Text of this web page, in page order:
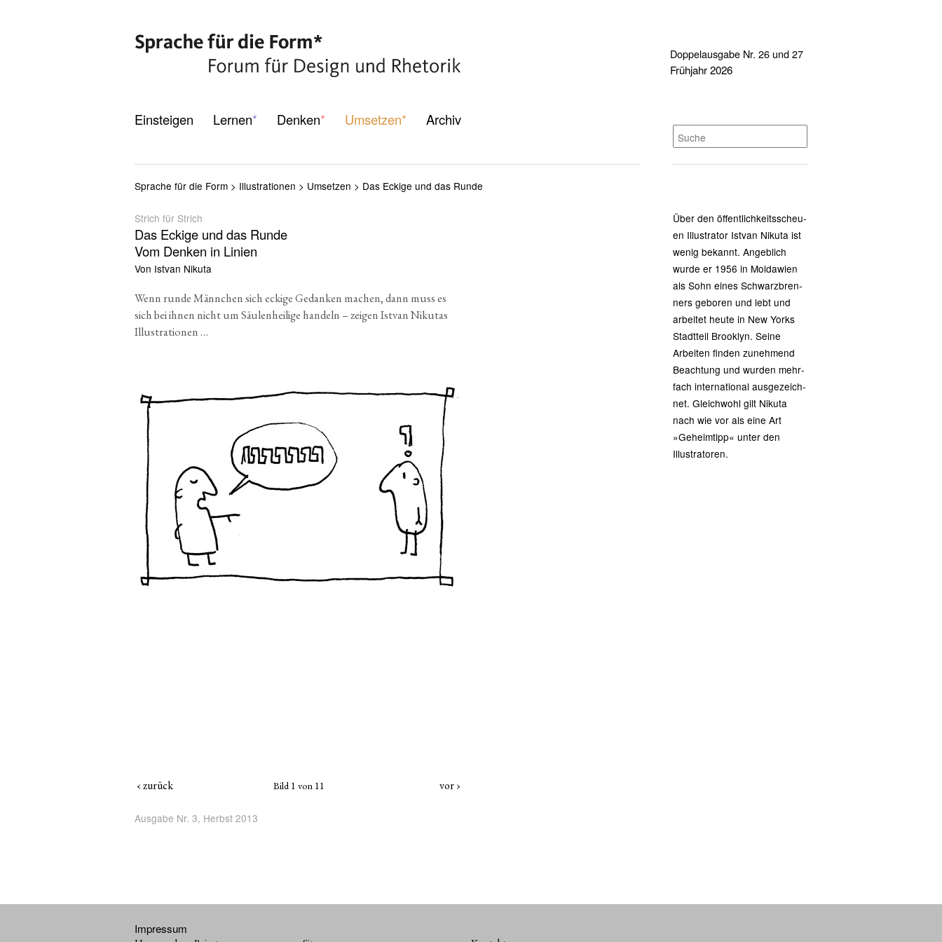
Einsteigen Lernen* Denken* Umsetzen* Archiv
Doppelausgabe Nr. 26 und 27
Frühjahr 2026
Sprache für die Form > Illustrationen > Umsetzen > Das Eckige und das Runde
Strich für Strich
Das Eckige und das Runde
Vom Denken in Linien
Von Istvan Nikuta
Wenn run­de Männ­chen sich ecki­ge Gedan­ken machen, dann muss es
sich bei ihnen nicht um Säu­len­hei­li­ge han­deln – zei­gen Ist­van Niku­tas
Illustrationen …
‹ zurück Bild 1 von 11 vor ›
Ausgabe Nr. 3, Herbst 2013
Über den öffent­lich­keits­scheu­
en Illus­tra­tor Ist­van Niku­ta ist
wenig bekannt. Angeb­lich
wur­de er 1956 in Mol­da­wi­en
als Sohn eines Schwarz­bren­
ners gebo­ren und lebt und
arbei­tet heu­te in New Yorks
Stadt­teil Brook­lyn. Sei­ne
Arbei­ten fin­den zuneh­mend
Beach­tung und wur­den mehr­
fach inter­na­tio­nal aus­ge­zeich­
net. Gleich­wohl gilt Niku­ta
nach wie vor als eine Art
»Geheim­tipp« unter den
Illustratoren.
Impressum